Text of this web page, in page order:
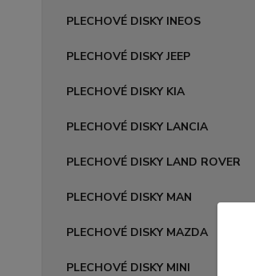
PLECHOVÉ DISKY INEOS
PLECHOVÉ DISKY JEEP
PLECHOVÉ DISKY KIA
PLECHOVÉ DISKY LANCIA
PLECHOVÉ DISKY LAND ROVER
PLECHOVÉ DISKY MAN
PLECHOVÉ DISKY MAZDA
PLECHOVÉ DISKY MINI